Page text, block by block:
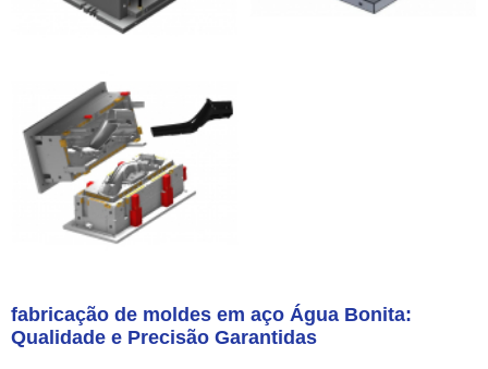
fabricação de moldes em aço Água Bonita:
Qualidade e Precisão Garantidas